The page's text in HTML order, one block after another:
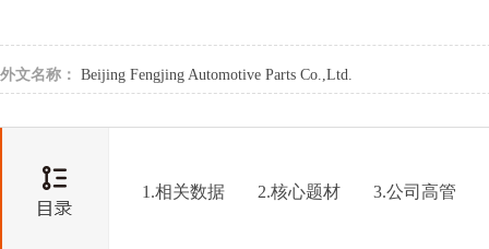
外文名称： Beijing Fengjing Automotive Parts Co.,Ltd.
1.相关数据 2.核心题材 3.公司高管